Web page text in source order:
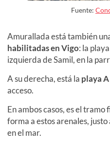
Fuente:
Amurallada está también
habilitadas en Vigo: la
izquierda de Samil, en la
A su derecha, está la playa
acceso.
En ambos casos, es el
forma a estos arenales,
en el mar.